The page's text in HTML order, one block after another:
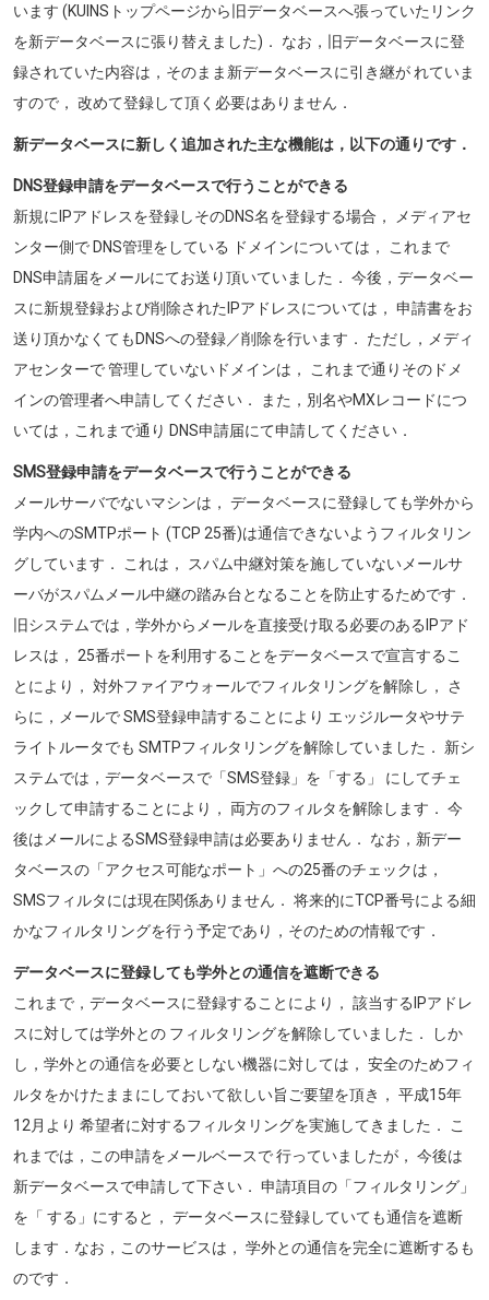
います (KUINSトップページから旧データベースへ張っていたリンク
を新データベースに張り替えました)． なお，旧データベースに登
録されていた内容は，そのまま新データベースに引き継が れていま
すので， 改めて登録して頂く必要はありません．
新データベースに新しく追加された主な機能は，以下の通りです．
DNS登録申請をデータベースで行うことができる
新規にIPアドレスを登録しそのDNS名を登録する場合， メディアセ
ンター側で DNS管理をしている ドメインについては， これまで
DNS申請届をメールにてお送り頂いていました． 今後，データベー
スに新規登録および削除されたIPアドレスについては， 申請書をお
送り頂かなくてもDNSへの登録／削除を行います． ただし，メディ
アセンターで 管理していないドメインは， これまで通りそのドメ
インの管理者へ申請してください． また，別名やMXレコードにつ
いては，これまで通り DNS申請届にて申請してください．
SMS登録申請をデータベースで行うことができる
メールサーバでないマシンは， データベースに登録しても学外から
学内へのSMTPポート (TCP 25番)は通信できないようフィルタリン
グしています． これは， スパム中継対策を施していないメールサ
ーバがスパムメール中継の踏み台となることを防止するためです．
旧システムでは，学外からメールを直接受け取る必要のあるIPアド
レスは， 25番ポートを利用することをデータベースで宣言するこ
とにより， 対外ファイアウォールでフィルタリングを解除し， さ
らに，メールで SMS登録申請することにより エッジルータやサテ
ライトルータでも SMTPフィルタリングを解除していました． 新シ
ステムでは，データベースで「SMS登録」を「する」 にしてチェ
ックして申請することにより， 両方のフィルタを解除します． 今
後はメールによるSMS登録申請は必要ありません． なお，新デー
タベースの「アクセス可能なポート」への25番のチェックは，
SMSフィルタには現在関係ありません． 将来的にTCP番号による細
かなフィルタリングを行う予定であり，そのための情報です．
データベースに登録しても学外との通信を遮断できる
これまで，データベースに登録することにより， 該当するIPアドレ
スに対しては学外との フィルタリングを解除していました． しか
し，学外との通信を必要としない機器に対しては， 安全のためフィ
ルタをかけたままにしておいて欲しい旨ご要望を頂き， 平成15年
12月より 希望者に対するフィルタリングを実施してきました． こ
れまでは，この申請をメールベースで 行っていましたが， 今後は
新データベースで申請して下さい． 申請項目の「フィルタリング」
を「 する」にすると， データベースに登録していても通信を遮断
します．なお，このサービスは， 学外との通信を完全に遮断するも
のです．